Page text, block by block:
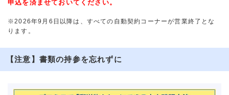
申込を済ませておいてください。
※2026年9月6日以降は、すべての自動契約コーナーが営業終了とな
ります。
【注意】書類の持参を忘れずに